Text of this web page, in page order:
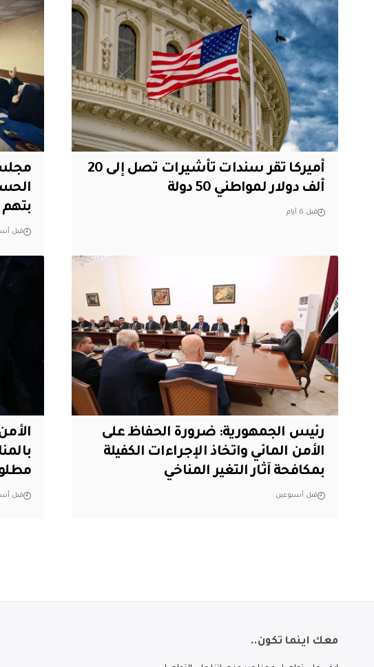
أميركا تقر سندات تأشيرات تصل إلى 20
ألف دولار لمواطني 50 دولة
قبل 6 أيام
قبل
رئيس الجمهورية: ضرورة الحفاظ على
الأمن المائي واتخاذ الإجراءات الكفيلة
بمكافحة آثار التغير المناخي
قبل أسبوعين قبل
معك اينما تكون..